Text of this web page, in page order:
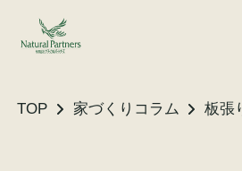
TOP 家づくりコラム 板張